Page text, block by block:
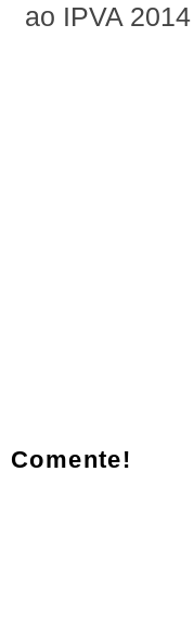
ao IPVA
Comente!